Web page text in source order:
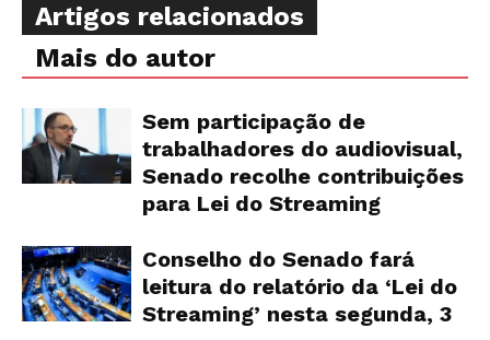
Artigos relacionados
Mais do autor
Sem participação de
trabalhadores do audiovisual,
Senado recolhe contribuições
para Lei do Streaming
Conselho do Senado fará
leitura do relatório da ‘Lei do
Streaming’ nesta segunda, 3